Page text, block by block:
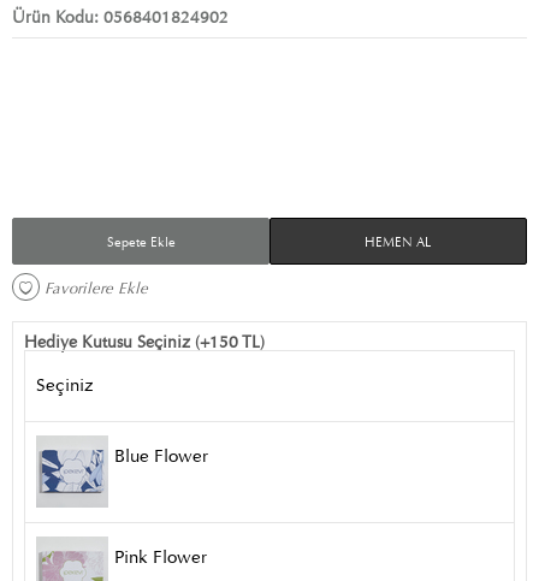
Ürün Kodu: 0568401824902
Sepete Ekle HEMEN AL
Favorilere Ekle
Hediye Kutusu Seçiniz (+150 TL)
Seçiniz
Blue Flower
Pink Flower